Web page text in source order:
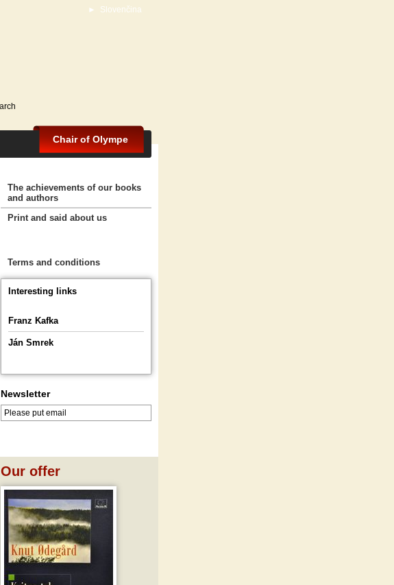
► Slovenčina
Chair of Olympe
The achievements of our books
and authors
Print and said about us
Terms and conditions
Interesting links
Franz Kafka
Ján Smrek
Newsletter
Our offer